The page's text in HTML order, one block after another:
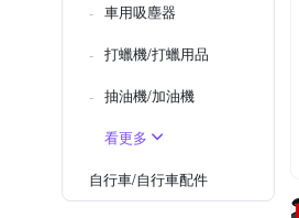
車用吸塵器
打蠟機/打蠟用品
抽油機/加油機
看更多
自行車/自行車配件